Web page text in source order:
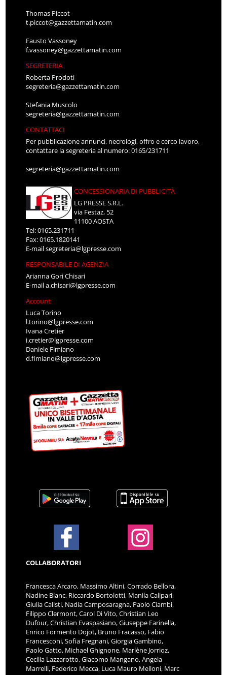
Thomas Piccot
t.piccot@gazzettamatin.com
Fausto Vassoney
f.vassoney@gazzettamatin.com
SEGRETERIA
Roberta Prodoti
segreteria@gazzettamatin.com
Stefania Muscolo
segreteria@gazzettamatin.com
CONTATTACI
Per pubblicazione annunci, necrologi, offro e cerco lavoro,
contattare la segreteria al numero: 0165/231711
segreteria@gazzettamatin.com
CONCESSIONARIA DI PUBBLICITÀ
LG PRESSE S.R.L.
via Festaz, 52
11100 AOSTA
Tel: 0165.231711
Fax: 0165.1820141
E-mailsegreteria@lgpresse.com
RESPONSABILE DI AGENZIA
Arianna Gori Chisari
E-maila.chisari@lgpresse.com
Account
Luca Torino
l.torino@lgpresse.com
Ivana Cretier
i.cretier@lgpresse.com
Daniele Fimiano
d.fimiano@lgpresse.com
COLLABORATORI
Francesca Arcaro, Massimo Altini, Corrado Bellora,
Nadine Blanc, Riccardo Bortolotti, Manila Calipari,
Giulia Calisti, Nadia Camposaragna, Paolo Ciambi,
Filippo Clermont, Carol Di Vito, Christian Leo
Dufour, Christian Evaspasiano, Giuseppe Farinella,
Enrico Formento Dojot, Bruno Fracasso, Fabio
Francesconi, Sofia Fregnani, Giorgia Gambino,
Paolo Gatto, Michael Ghignone, Marlène Jorrioz,
Cecilia Lazzarotto, Giacomo Mangano, Angela
Marrelli, Federico Mecca, Luca Mauro Melloni, Marc